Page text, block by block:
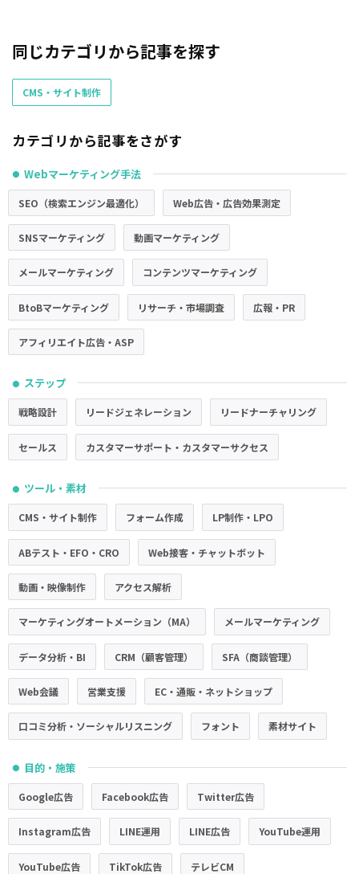
同じカテゴリから記事を探す
CMS・サイト制作
カテゴリから記事をさがす
● Webマーケティング手法
SEO（検索エンジン最適化） Web広告・広告効果測定
SNSマーケティング 動画マーケティング
メールマーケティング コンテンツマーケティング
BtoBマーケティング リサーチ・市場調査 広報・PR
アフィリエイト広告・ASP
● ステップ
戦略設計 リードジェネレーション リードナーチャリング
セールス カスタマーサポート・カスタマーサクセス
● ツール・素材
CMS・サイト制作 フォーム作成 LP制作・LPO
ABテスト・EFO・CRO Web接客・チャットボット
動画・映像制作 アクセス解析
マーケティングオートメーション（MA） メールマーケティング
データ分析・BI CRM（顧客管理） SFA（商談管理）
Web会議 営業支援 EC・通販・ネットショップ
口コミ分析・ソーシャルリスニング フォント 素材サイト
● 目的・施策
Google広告 Facebook広告 Twitter広告
Instagram広告 LINE運用 LINE広告 YouTube運用
YouTube広告 TikTok広告 テレビCM